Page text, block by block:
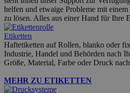
helfen und etwaige Probleme mit
zu lösen. Alles aus einer Hand für Ihre
Etiketten
Haftetiketten auf Rollen, blanko oder
Industrie, Handel und Behörden nach
Größe, Material, Farbe oder Druck
MEHR ZU ETIKETTEN